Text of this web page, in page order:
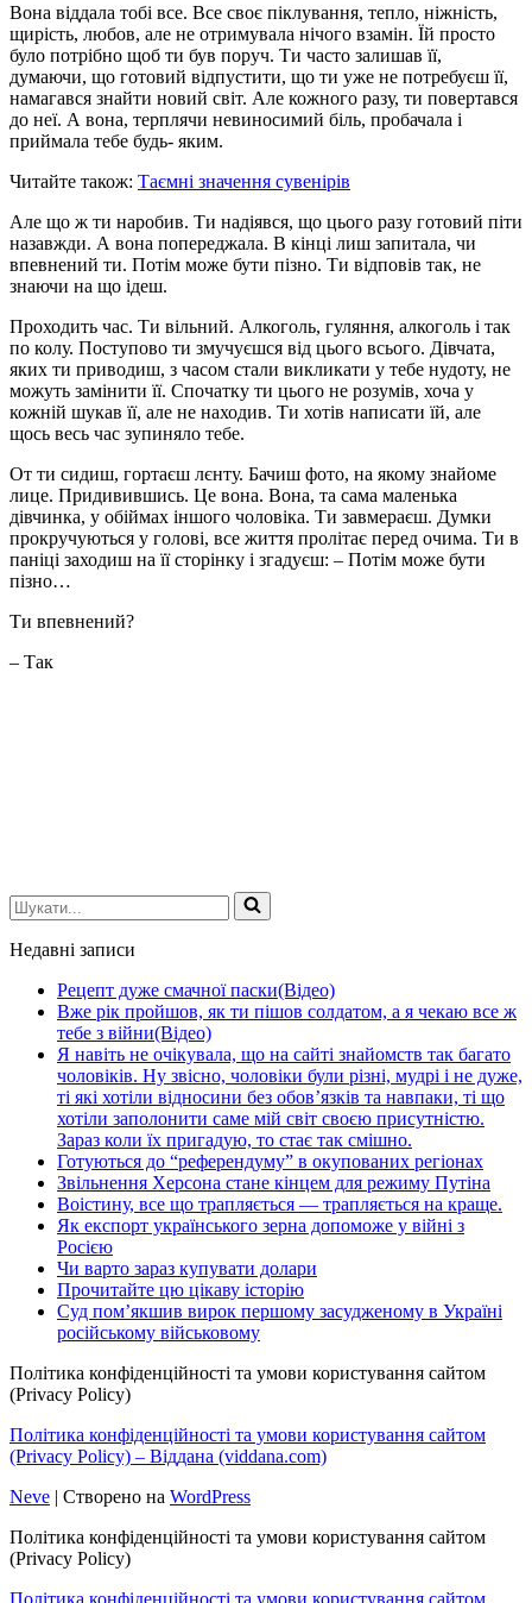
Вона віддала тобі все. Все своє піклування, тепло, ніжність,
щирість, любов, але не отримувала нічого взамін. Їй просто
було потрібно щоб ти був поруч. Ти часто залишав її,
думаючи, що готовий відпустити, що ти уже не потребуєш її,
намагався знайти новий світ. Але кожного разу, ти повертався
до неї. А вона, терплячи невиносимий біль, пробачала і
приймала тебе будь- яким.
Читайте також: Таємні значення сувенірів
Але що ж ти наробив. Ти надіявся, що цього разу готовий піти
назавжди. А вона попереджала. В кінці лиш запитала, чи
впевнений ти. Потім може бути пізно. Ти відповів так, не
знаючи на що ідеш.
Проходить час. Ти вільний. Алкоголь, гуляння, алкоголь і так
по колу. Поступово ти змучуєшся від цього всього. Дівчата,
яких ти приводиш, з часом стали викликати у тебе нудоту, не
можуть замінити її. Спочатку ти цього не розумів, хоча у
кожній шукав її, але не находив. Ти хотів написати їй, але
щось весь час зупиняло тебе.
От ти сидиш, гортаєш лєнту. Бачиш фото, на якому знайоме
лице. Придивившись. Це вона. Вона, та сама маленька
дівчинка, у обіймах іншого чоловіка. Ти завмераєш. Думки
прокручуються у голові, все життя пролітає перед очима. Ти в
паніці заходиш на її сторінку і згадуєш: – Потім може бути
пізно…
Ти впевнений?
– Так
Шукати...
Недавні записи
Рецепт дуже смачної паски(Відео)
Вже рік пройшов, як ти пішов солдатом, а я чекаю все ж
тебе з війни(Відео)
Я навіть не очікувала, що на сайті знайомств так багато
чоловіків. Ну звісно, чоловіки були різні, мудрі і не дуже,
ті які хотіли відносини без обов’язків та навпаки, ті що
хотіли заполонити саме мій світ своєю присутністю.
Зараз коли їх пригадую, то стає так смішно.
Готуються до “референдуму” в окупованих регіонах
Звільнення Херсона стане кінцем для режиму Путіна
Воістину, все що трапляється — трапляється на краще.
Як експорт українського зерна допоможе у війні з
Росією
Чи варто зараз купувати долари
Прочитайте цю цікаву історію
Суд пом’якшив вирок першому засудженому в Україні
російському військовому
Політика конфіденційності та умови користування сайтом
(Privacy Policy)
Політика конфіденційності та умови користування сайтом
(Privacy Policy) – Віддана (viddana.com)
Neve | Створено на WordPress
Політика конфіденційності та умови користування сайтом
(Privacy Policy)
Політика конфіденційності та умови користування сайтом